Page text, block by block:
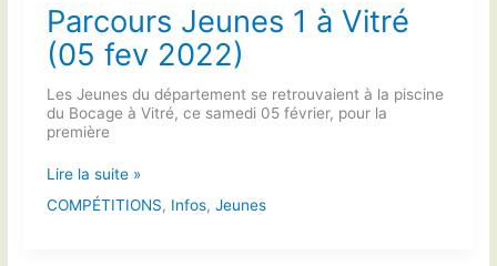
Parcours Jeunes 1 à Vitré
(05 fev 2022)
Les Jeunes du département se retrouvaient à la piscine
du Bocage à Vitré, ce samedi 05 février, pour la
première
Parcours
1
Lire la suite »
COMPÉTITIONS, Infos, Jeunes